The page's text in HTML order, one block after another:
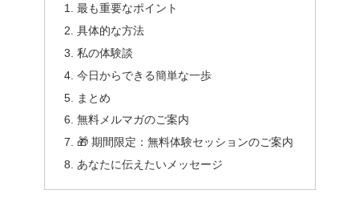
最も重要なポイント
具体的な方法
私の体験談
今日からできる簡単な一歩
まとめ
無料メルマガのご案内
🎁 期間限定：無料体験セッションのご案内
あなたに伝えたいメッセージ